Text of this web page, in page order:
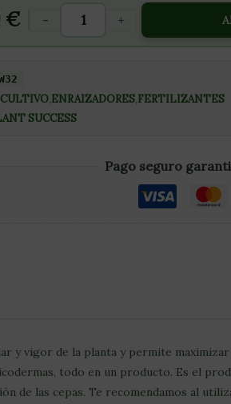
€ - +
CULTIVO,ENRAIZADORES,FERTILIZANTES
SUCCESS
Pago seguro
y vigor de la planta y permite
todo en un producto. Es el
de las cepas. Te recomendamos al